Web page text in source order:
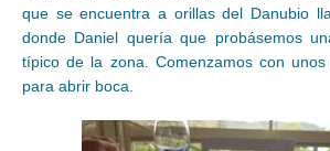
que se encuentra a orillas del Danubio
donde Daniel quería que probásemos
típico de la zona. Comenzamos con
para abrir boca.